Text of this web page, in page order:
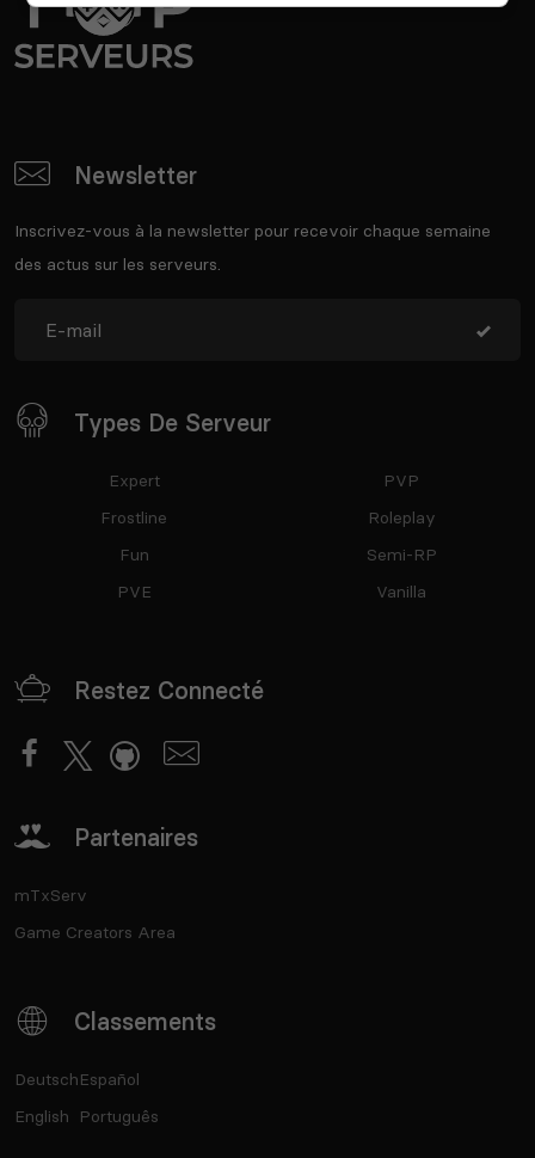
Newsletter
Inscrivez-vous à la newsletter pour recevoir chaque semaine
des actus sur les serveurs.
Types De Serveur
Expert
Frostline
Fun
PVE
PVP
Roleplay
Semi-RP
Vanilla
Restez Connecté
Partenaires
mTxServ
Game Creators Area
Classements
Deutsch
English
Español
Português